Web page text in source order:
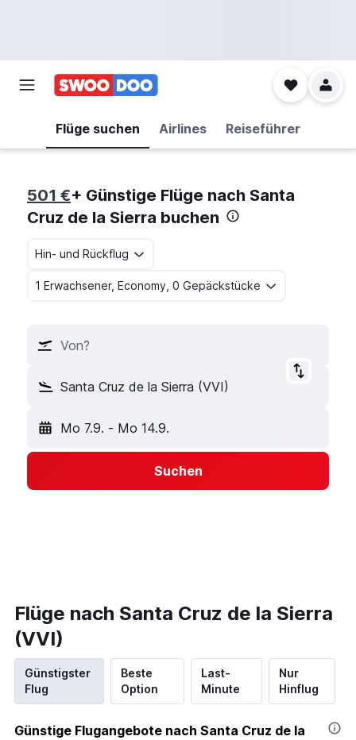
Flüge suchen Airlines Reiseführer
501 €+ Günstige Flüge nach Santa
Cruz de la Sierra buchen
Hin- und Rückflug
1 Erwachsener, Economy, 0 Gepäckstücke
Von?
Santa Cruz de la Sierra (VVI)
Mo 7.9. - Mo 14.9.
Suchen
Flüge nach Santa Cruz de la Sierra
(VVI)
Günstigster
Flug
Beste
Option
Last-
Minute
Nur
Hinflug
Günstige Flugangebote nach Santa Cruz de la